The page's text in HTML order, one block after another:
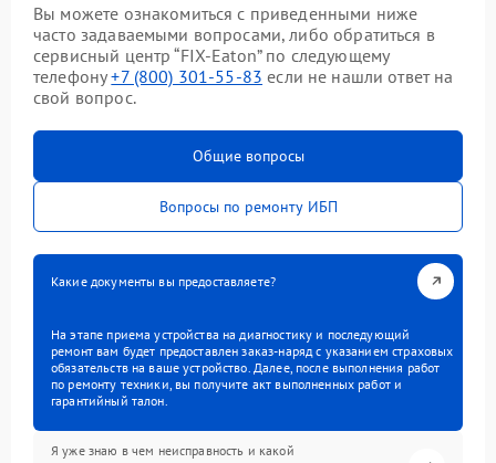
Вы можете ознакомиться с приведенными ниже
часто задаваемыми вопросами, либо обратиться в
сервисный центр “FIX-Eaton” по следующему
телефону+7 (800) 301-55-83 если не нашли ответ на
свой вопрос.
Общие вопросы
Вопросы по ремонту ИБП
Какие документы вы предоставляете?
На этапе приема устройства на диагностику и последующий
ремонт вам будет предоставлен заказ-наряд с указанием страховых
обязательств на ваше устройство. Далее, после выполнения работ
по ремонту техники, вы получите акт выполненных работ и
гарантийный талон.
Я уже знаю в чем неисправность и какой